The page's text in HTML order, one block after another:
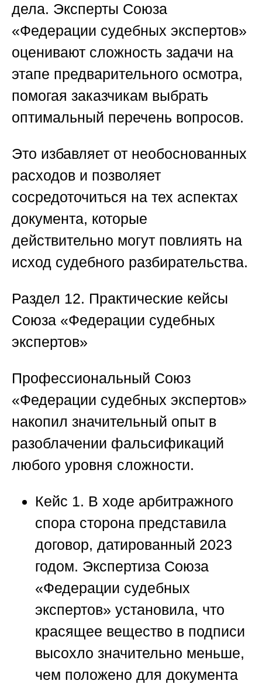
дела. Эксперты Союза
«Федерации судебных экспертов»
оценивают сложность задачи на
этапе предварительного осмотра,
помогая заказчикам выбрать
оптимальный перечень вопросов.
Это избавляет от необоснованных
расходов и позволяет
сосредоточиться на тех аспектах
документа, которые
действительно могут повлиять на
исход судебного разбирательства.
Раздел 12. Практические кейсы
Союза «Федерации судебных
экспертов»
Профессиональный Союз
«Федерации судебных экспертов»
накопил значительный опыт в
разоблачении фальсификаций
любого уровня сложности.
Кейс 1. В ходе арбитражного
спора сторона представила
договор, датированный 2023
годом. Экспертиза Союза
«Федерации судебных
экспертов» установила, что
красящее вещество в подписи
высохло значительно меньше,
чем положено для документа